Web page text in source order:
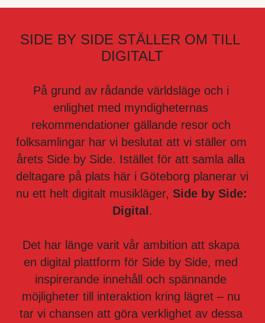
SIDE BY SIDE STÄLLER OM TILL
DIGITALT
På grund av rådande världsläge och i
enlighet med myndigheternas
rekommendationer gällande resor och
folksamlingar har vi beslutat att vi ställer om
årets Side by Side. Istället för att samla alla
deltagare på plats här i Göteborg planerar vi
nu ett helt digitalt musikläger, Side by Side:
Digital .
Det har länge varit vår ambition att skapa
en digital plattform för Side by Side, med
inspirerande innehåll och spännande
möjligheter till interaktion kring lägret – nu
tar vi chansen att göra verklighet av dessa